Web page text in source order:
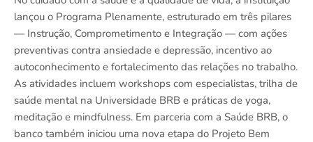
lançou o Programa Plenamente, estruturado em três pilares
— Instrução, Comprometimento e Integração — com ações
preventivas contra ansiedade e depressão, incentivo ao
autoconhecimento e fortalecimento das relações no trabalho.
As atividades incluem workshops com especialistas, trilha de
saúde mental na Universidade BRB e práticas de yoga,
meditação e mindfulness. Em parceria com a Saúde BRB, o
banco também iniciou uma nova etapa do Projeto Bem